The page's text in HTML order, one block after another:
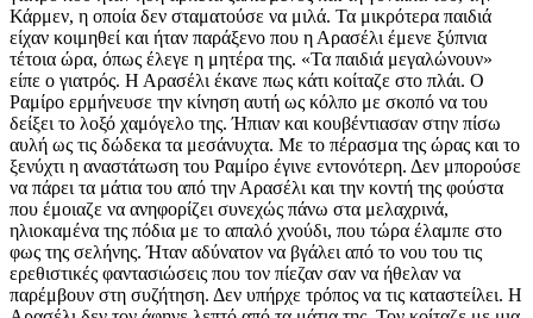
Κάρμεν, η οποία δεν σταματούσε να μιλά. Τα μικρότερα παιδιά
είχαν κοιμηθεί και ήταν παράξενο που η Αρασέλι έμενε ξύπνια
τέτοια ώρα, όπως έλεγε η μητέρα της. «Τα παιδιά μεγαλώνουν»
είπε ο γιατρός. Η Αρασέλι έκανε πως κάτι κοίταζε στο πλάι. Ο
Ραμίρο ερμήνευσε την κίνηση αυτή ως κόλπο με σκοπό να του
δείξει το λοξό χαμόγελο της. Ήπιαν και κουβέντιασαν στην πίσω
αυλή ως τις δώδεκα τα μεσάνυχτα. Με το πέρασμα της ώρας και το
ξενύχτι η αναστάτωση του Ραμίρο έγινε εντονότερη. Δεν μπορούσε
να πάρει τα μάτια του από την Αρασέλι και την κοντή της φούστα
που έμοιαζε να ανηφορίζει συνεχώς πάνω στα μελαχρινά,
ηλιοκαμένα της πόδια με το απαλό χνούδι, που τώρα έλαμπε στο
φως της σελήνης. Ήταν αδύνατον να βγάλει από το νου του τις
ερεθιστικές φαντασιώσεις που τον πίεζαν σαν να ήθελαν να
παρέμβουν στη συζήτηση. Δεν υπήρχε τρόπος να τις καταστείλει. Η